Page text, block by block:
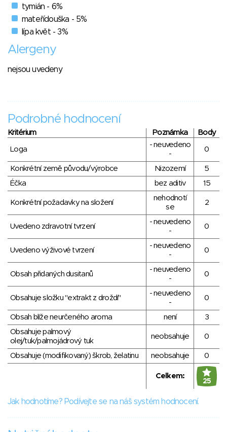
tymián - 6%
mateřídouška - 5%
lípa květ - 3%
Alergeny
nejsou uvedeny
Podrobné hodnocení
Kritérium Poznámka Body
Loga
- neuvedeno
-
0
Konkrétní země původu/výrobce Nizozemí
5
Éčka
bez aditiv 15
Konkrétní požadavky na složení
nehodnotí
se
2
Uvedeno zdravotní tvrzení
- neuvedeno
-
0
Uvedeno výživové tvrzení
- neuvedeno
-
0
Obsah přidaných dusitanů
- neuvedeno
-
0
Obsahuje složku "extrakt z droždí"
- neuvedeno
-
0
Obsah blíže neurčeného aroma není
3
Obsahuje palmový
olej/tuk/palmojádrový tuk
neobsahuje 0
Obsahuje (modifikovaný) škrob, želatinu neobsahuje 0
Celkem:
25
Jak hodnotíme? Podívejte se na náš systém hodnocení.